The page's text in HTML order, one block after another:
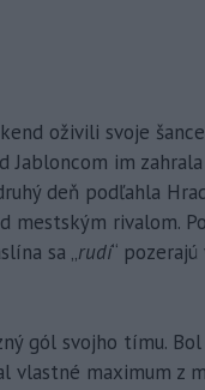
oživili svoje
Jabloncom im
deň podľahla
mestským rivalom.
sa „rudí“
gól svojho tímu.
vlastné maximum z